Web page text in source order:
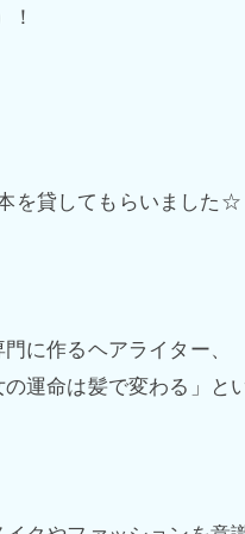
！
を貸してもらいました☆
に作るヘアライター、
運命は髪で変わる」と